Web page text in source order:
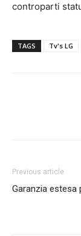
controparti
TAGS Tv's LG
Previous article
Garanzia estesa